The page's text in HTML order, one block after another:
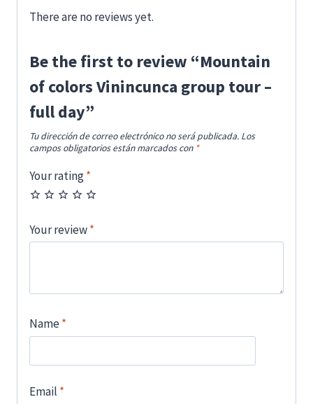
There are no reviews yet.
Be the first to review “Mountain
of colors Vinincunca group tour –
full day”
Tu dirección de correo electrónico no será publicada. Los
campos obligatorios están marcados con *
Your rating*
Your review*
Name*
Email *